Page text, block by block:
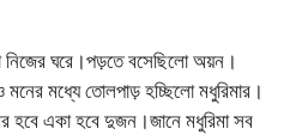
নিজের ঘরে।পড়তে বসেছিলো অয়ন।
মনের মধ্যে তোলপাড় হচ্ছিলো মধুরিমার।
হবে একা হবে দুজন।জানে মধুরিমা সব